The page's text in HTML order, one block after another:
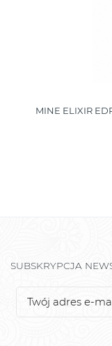
MINE ELIXIR
SUBSKRYPCJA